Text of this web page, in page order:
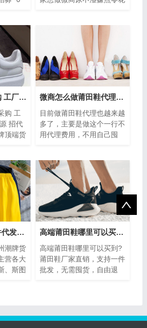
路历程吧！...
运动鞋子批发采购 工厂销售 实惠一手货源 招代理
购 工
招代
顶端货
微商怎么做莆田鞋代理，多年鞋老板分享操作流程
目前做莆田鞋代理也越来越
多了，主要是做这个一行不
用代理费用，不用自己囤
鞋代理也很容...
广州潮牌货源一件代发，阿迪 耐克工厂供货免费代理
潮牌货
营各大
、斯图
高端莆田鞋哪里可以买到？这家店真的很正！
高端莆田鞋哪里可以买到?
莆田鞋厂家直销，支持一件
批发，无需囤货，自由退